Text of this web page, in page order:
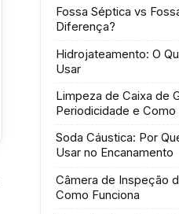
Fossa Séptica vs
Diferença?
Hidrojateamento: O
Usar
Limpeza de Caixa de
Periodicidade e Como
Soda Cáustica: Por
Usar no Encanamento
Câmera de Inspeção
Como Funciona